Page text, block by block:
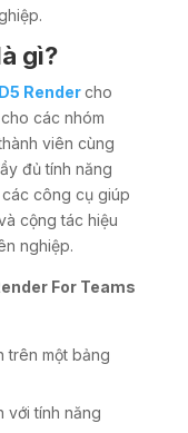
gì?
D5 Rendercho
các nhóm
viên cùng
đủ tính năng
công cụ giúp
cộng tác hiệu
nghiệp.
For Teams
trên một bảng
với tính năng